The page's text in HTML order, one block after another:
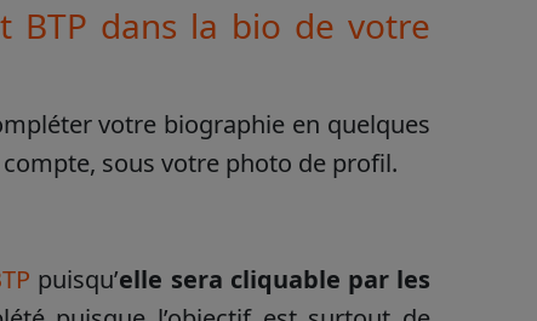
dans la bio de votre
votre biographie en quelques
sous votre photo de profil.
puisqu’elle sera cliquable par les